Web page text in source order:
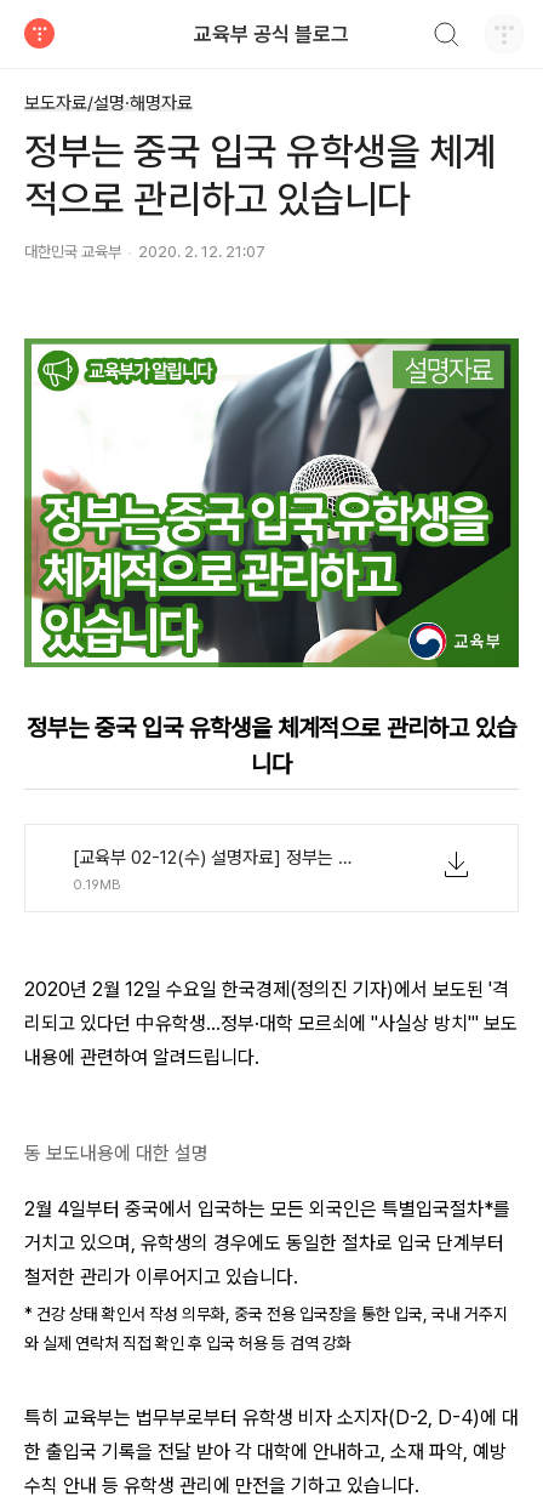
교육부 공식 블로그
보도자료/설명·해명자료
정부는 중국 입국 유학생을 체계
적으로 관리하고 있습니다
대한민국 교육부 2020. 2. 12. 21:07
정부는 중국 입국 유학생을 체계적으로 관리하고 있습
니다
[교육부 02-12(수) 설명자료] 정부는 중국 입국 유학생을 체계적으로 관리하고 있습니다(최종).pdf
0.19MB
2020년 2월 12일 수요일 한국경제(정의진 기자)에서 보도된 '격
리되고 있다던 中유학생...정부·대학 모르쇠에 "사실상 방치"' 보도
내용에 관련하여 알려드립니다.
동 보도내용에 대한 설명
2월 4일부터 중국에서 입국하는 모든 외국인은 특별입국절차*를
거치고 있으며, 유학생의 경우에도 동일한 절차로 입국 단계부터
철저한 관리가 이루어지고 있습니다.
* 건강 상태 확인서 작성 의무화, 중국 전용 입국장을 통한 입국, 국내 거주지
와 실제 연락처 직접 확인 후 입국 허용 등 검역 강화
특히 교육부는 법무부로부터 유학생 비자 소지자(D-2, D-4)에 대
한 출입국 기록을 전달 받아 각 대학에 안내하고, 소재 파악, 예방
수칙 안내 등 유학생 관리에 만전을 기하고 있습니다.